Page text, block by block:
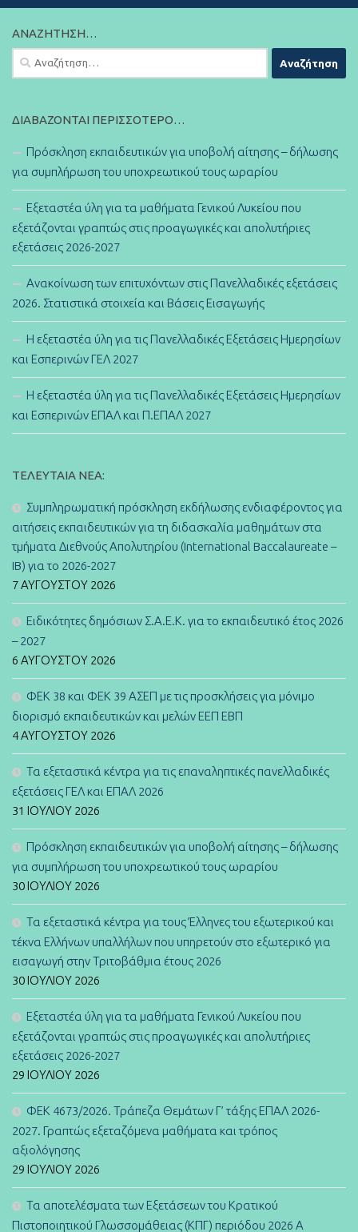
ΑΝΑΖΉΤΗΣΗ…
Αναζήτηση
για:
ΔΙΑΒΆΖΟΝΤΑΙ ΠΕΡΙΣΣΌΤΕΡΟ…
Πρόσκληση εκπαιδευτικών για υποβολή αίτησης – δήλωσης
για συμπλήρωση του υποχρεωτικού τους ωραρίου
Εξεταστέα ύλη για τα μαθήματα Γενικού Λυκείου που
εξετάζονται γραπτώς στις προαγωγικές και απολυτήριες
εξετάσεις 2026-2027
Ανακοίνωση των επιτυχόντων στις Πανελλαδικές εξετάσεις
2026. Στατιστικά στοιχεία και Βάσεις Εισαγωγής
Η εξεταστέα ύλη για τις Πανελλαδικές Εξετάσεις Ημερησίων
και Εσπερινών ΓΕΛ 2027
Η εξεταστέα ύλη για τις Πανελλαδικές Εξετάσεις Ημερησίων
και Εσπερινών ΕΠΑΛ και Π.ΕΠΑΛ 2027
ΤΕΛΕΥΤΑΊΑ ΝΈΑ:
Συμπληρωματική πρόσκληση εκδήλωσης ενδιαφέροντος για
αιτήσεις εκπαιδευτικών για τη διδασκαλία μαθημάτων στα
τμήματα Διεθνούς Απολυτηρίου (International Baccalaureate –
IB) για το 2026-2027
7 ΑΥΓΟΎΣΤΟΥ 2026
Ειδικότητες δημόσιων Σ.Α.Ε.Κ. για το εκπαιδευτικό έτος 2026
– 2027
6 ΑΥΓΟΎΣΤΟΥ 2026
ΦΕΚ 38 και ΦΕΚ 39 ΑΣΕΠ με τις προσκλήσεις για μόνιμο
διορισμό εκπαιδευτικών και μελών ΕΕΠ ΕΒΠ
4 ΑΥΓΟΎΣΤΟΥ 2026
Τα εξεταστικά κέντρα για τις επαναληπτικές πανελλαδικές
εξετάσεις ΓΕΛ και ΕΠΑΛ 2026
31 ΙΟΥΛΊΟΥ 2026
Πρόσκληση εκπαιδευτικών για υποβολή αίτησης – δήλωσης
για συμπλήρωση του υποχρεωτικού τους ωραρίου
30 ΙΟΥΛΊΟΥ 2026
Τα εξεταστικά κέντρα για τους Έλληνες του εξωτερικού και
τέκνα Ελλήνων υπαλλήλων που υπηρετούν στο εξωτερικό για
εισαγωγή στην Τριτοβάθμια έτους 2026
30 ΙΟΥΛΊΟΥ 2026
Εξεταστέα ύλη για τα μαθήματα Γενικού Λυκείου που
εξετάζονται γραπτώς στις προαγωγικές και απολυτήριες
εξετάσεις 2026-2027
29 ΙΟΥΛΊΟΥ 2026
ΦΕΚ 4673/2026. Τράπεζα Θεμάτων Γ’ τάξης ΕΠΑΛ 2026-
2027. Γραπτώς εξεταζόμενα μαθήματα και τρόπος
αξιολόγησης
29 ΙΟΥΛΊΟΥ 2026
Τα αποτελέσματα των Εξετάσεων του Κρατικού
Πιστοποιητικού Γλωσσομάθειας (ΚΠΓ) περιόδου 2026 Α